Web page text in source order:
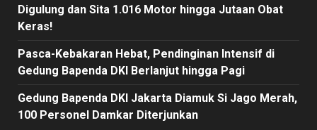
Digulung dan Sita 1.016 Motor hingga Jutaan Obat
Keras!
Pasca-Kebakaran Hebat, Pendinginan Intensif di
Gedung Bapenda DKI Berlanjut hingga Pagi
Gedung Bapenda DKI Jakarta Diamuk Si Jago Merah,
100 Personel Damkar Diterjunkan